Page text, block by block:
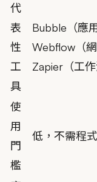
代
表
性
工
具
Bubble（應
Webflow（網
Zapier（工作
使
用
門
檻
低，不需程